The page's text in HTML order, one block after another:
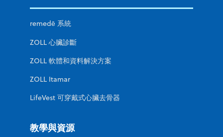
remedē 系統
ZOLL 心臟診斷
ZOLL 軟體和資料解決方案
ZOLL Itamar
LifeVest 可穿戴式心臟去骨器
教學與資源